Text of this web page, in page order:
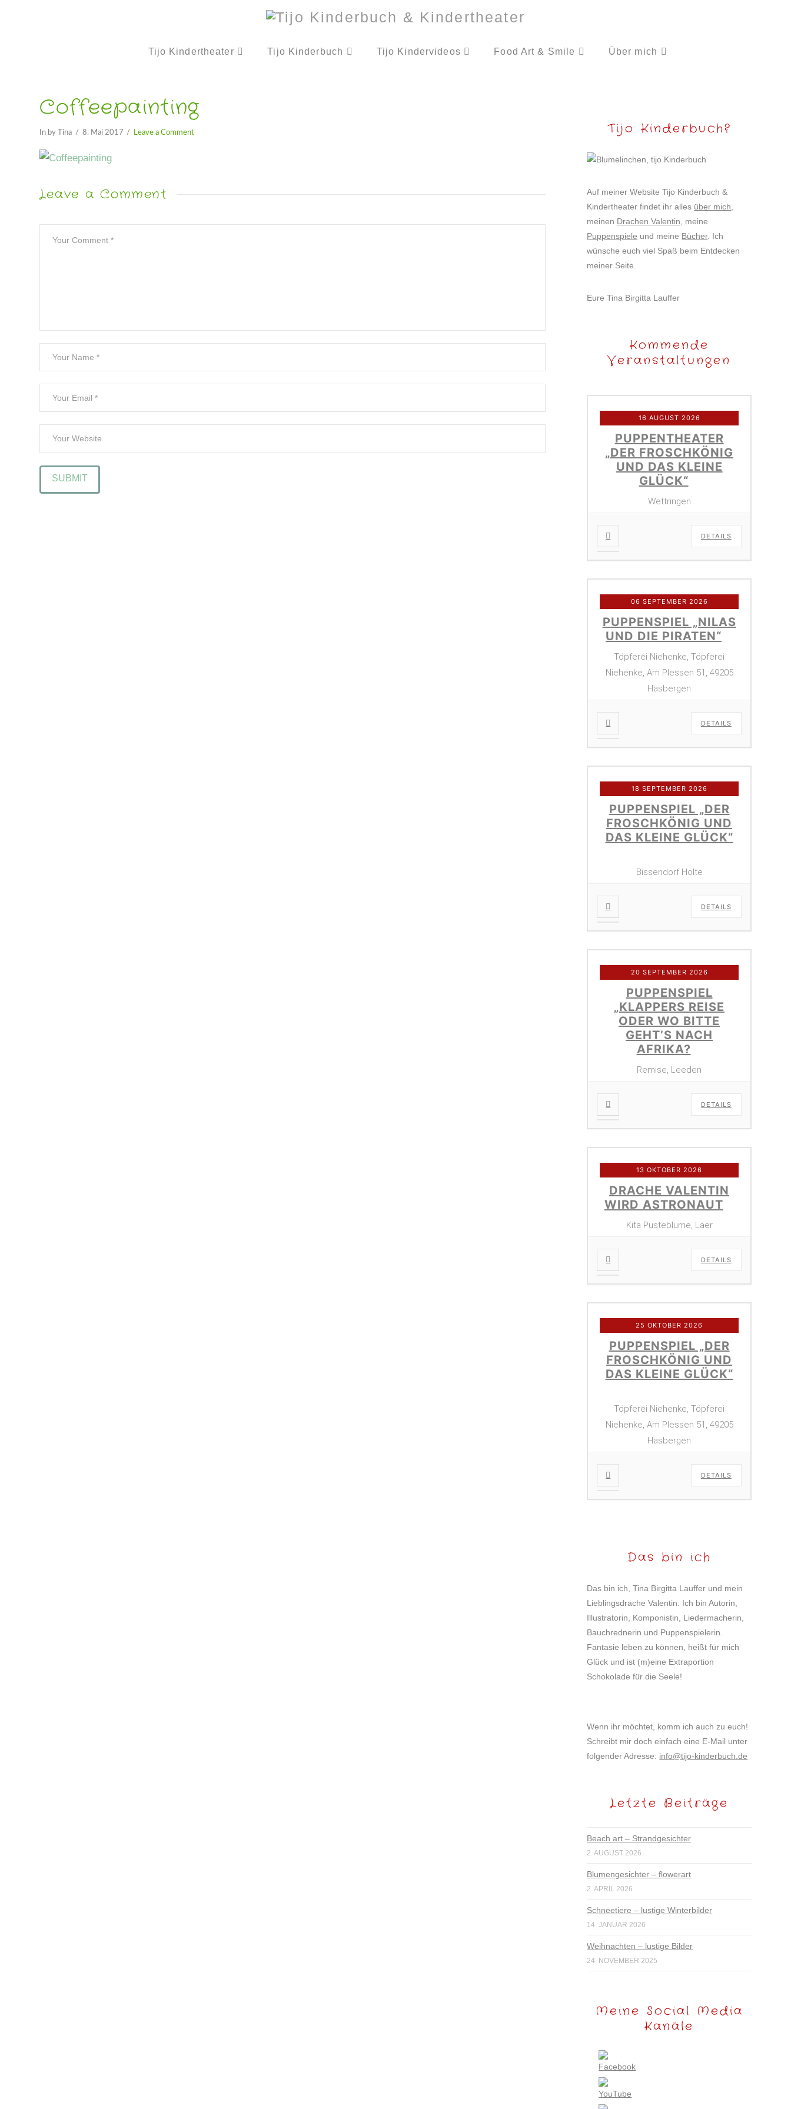
Tijo Kindertheater Tijo Kinderbuch Tijo Kindervideos Food Art & Smile Über mich
Coffeepainting
In by Tina 8. Mai 2017 Leave a Comment
Leave a Comment
Tijo Kinderbuch?
Auf meiner Website Tijo Kinderbuch &
Kindertheater findet ihr alles über mich
meinen Drachen Valentin , meine
Puppenspiele und meine Bücher. Ich
wünsche euch viel Spaß beim Entdecken
meiner Seite.
Eure Tina Birgitta Lauffer
Kommende
Veranstaltungen
16 AUGUST 2026
PUPPENTHEATER
„DER FROSCHKÖNIG
UND DAS KLEINE
GLÜCK“
Wettringen
DETAILS
06 SEPTEMBER 2026
PUPPENSPIEL „NILAS
UND DIE PIRATEN“
Töpferei Niehenke, Töpferei
Niehenke, Am Plessen 51, 49205
Hasbergen
DETAILS
18 SEPTEMBER 2026
PUPPENSPIEL „DER
FROSCHKÖNIG UND
DAS KLEINE GLÜCK“
Bissendorf Holte
DETAILS
20 SEPTEMBER 2026
PUPPENSPIEL
„KLAPPERS REISE
ODER WO BITTE
GEHT’S NACH
AFRIKA?
Remise, Leeden
DETAILS
13 OKTOBER 2026
DRACHE VALENTIN
WIRD ASTRONAUT
Kita Pusteblume, Laer
DETAILS
25 OKTOBER 2026
PUPPENSPIEL „DER
FROSCHKÖNIG UND
DAS KLEINE GLÜCK“
Töpferei Niehenke, Töpferei
Niehenke, Am Plessen 51, 49205
Hasbergen
DETAILS
Das bin ich
Das bin ich, Tina Birgitta Lauffer und mein
Lieblingsdrache Valentin. Ich bin Autorin,
Illustratorin, Komponistin, Liedermacherin,
Bauchrednerin und Puppenspielerin.
Fantasie leben zu können, heißt für mich
Glück und ist (m)eine Extraportion
Schokolade für die Seele!
Wenn ihr möchtet, komm ich auch zu euch!
Schreibt mir doch einfach eine E-Mail unter
folgender Adresse: info@tijo-kinderbuch.de
Letzte Beiträge
Beach art – Strandgesichter
2. AUGUST 2026
Blumengesichter – flowerart
2. APRIL 2026
Schneetiere – lustige Winterbilder
14. JANUAR 2026
Weihnachten – lustige Bilder
24. NOVEMBER 2025
Meine Social Media
Kanäle